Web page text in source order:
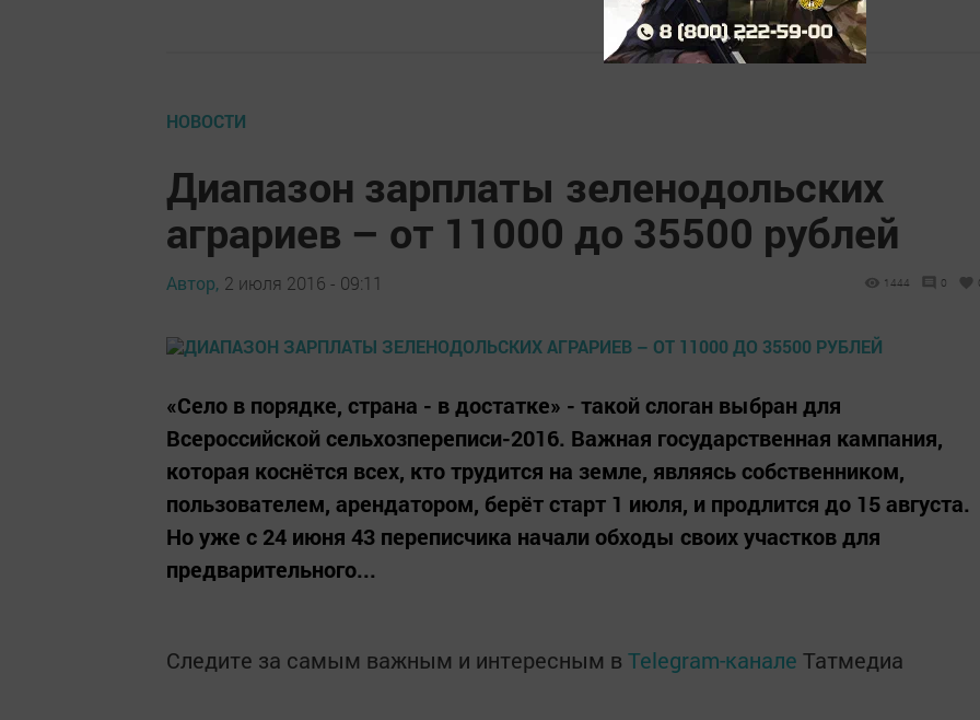
НОВОСТИ
Диапазон зарплаты зеленодольских
аграриев – от 11000 до 35500 рублей
Автор, 2 июля 2016 - 09:11 1444 0
«Село в порядке, страна - в достатке» - такой слоган выбран для
Всероссийской сельхозпереписи-2016. Важная государственная кампания,
которая коснётся всех, кто трудится на земле, являясь собственником,
пользователем, арендатором, берёт старт 1 июля, и продлится до 15 августа.
Но уже с 24 июня 43 переписчика начали обходы своих участков для
предварительного...
Следите за самым важным и интересным в Telegram-канале Татмедиа